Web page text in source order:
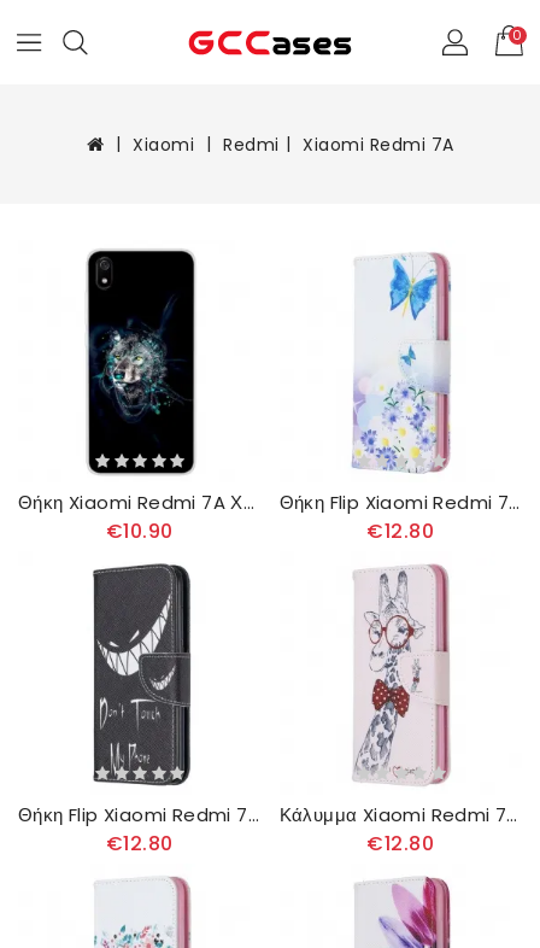
0
Xiaomi Redmi Xiaomi Redmi 7A
Θήκη Xiaomi Redmi 7A Χρώμα Λύκου
€10.90
Θήκη Flip Xiaomi Redmi 7A Ζωγραφισμένες Πεταλούδες Και Λουλούδια
€12.80
Θήκη Flip Xiaomi Redmi 7A Τηλέφωνο Διαβόλου
€12.80
Κάλυμμα Xiaomi Redmi 7A Εξυπνάδα Καμηλοπάρδαλη
€12.80